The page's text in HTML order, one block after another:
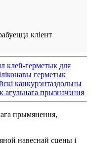
кліент
клей-герметык для
герметык
канкурэнтаздольны
агульнага прызначэння
прымянення,
навеснай сцены і